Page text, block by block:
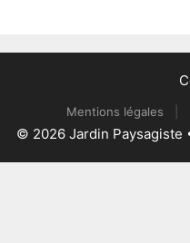
Mentions légales
© 2026 Jardin Paysagiste